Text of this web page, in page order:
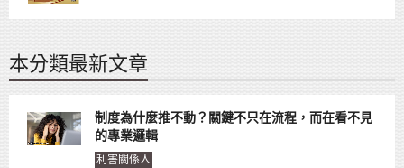
本分類最新文章
制度為什麼推不動？關鍵不只在流程，而在看不見
的專業邏輯
利害關係人